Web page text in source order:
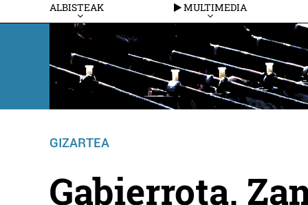
ALBISTEAK MULTIMEDIA
GIZARTEA
Gabierrota,